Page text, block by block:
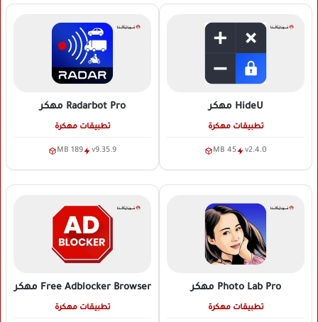
HideU مهكر
تطبيقات مهكرة
v2.4.0
45 MB
Radarbot Pro مهكر
تطبيقات مهكرة
v9.35.9
189 MB
Photo Lab Pro مهكر
تطبيقات مهكرة
Free Adblocker Browser مهكر
تطبيقات مهكرة